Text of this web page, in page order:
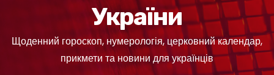
України
Щоденний гороскоп, нумерологія, церковний календар,
прикмети та новини для українців